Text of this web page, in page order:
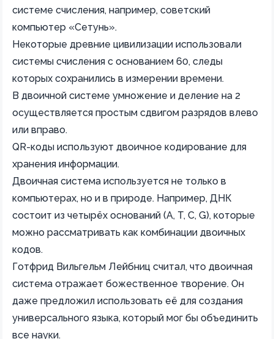
системе счисления, например, советский
компьютер «Сетунь».
Некоторые древние цивилизации использовали
системы счисления с основанием 60, следы
которых сохранились в измерении времени.
В двоичной системе умножение и деление на 2
осуществляется простым сдвигом разрядов влево
или вправо.
QR-коды используют двоичное кодирование для
хранения информации.
Двоичная система используется не только в
компьютерах, но и в природе. Например, ДНК
состоит из четырёх оснований (A, T, C, G), которые
можно рассматривать как комбинации двоичных
кодов.
Готфрид Вильгельм Лейбниц считал, что двоичная
система отражает божественное творение. Он
даже предложил использовать её для создания
универсального языка, который мог бы объединить
все науки.